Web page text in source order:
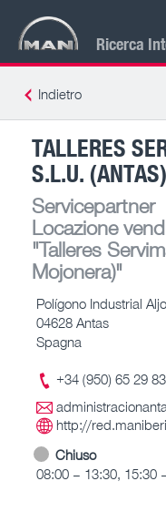
Ricerca
Indietro
TALLERES
S.L.U. (ANTAS)
Servicepartner
Locazione
"Talleres
Mojonera)"
Polígono Industrial
04628 Antas
Spagna
+34 (950) 65 29 83
http://
Chiuso
08:00 – 13:30, 15:30